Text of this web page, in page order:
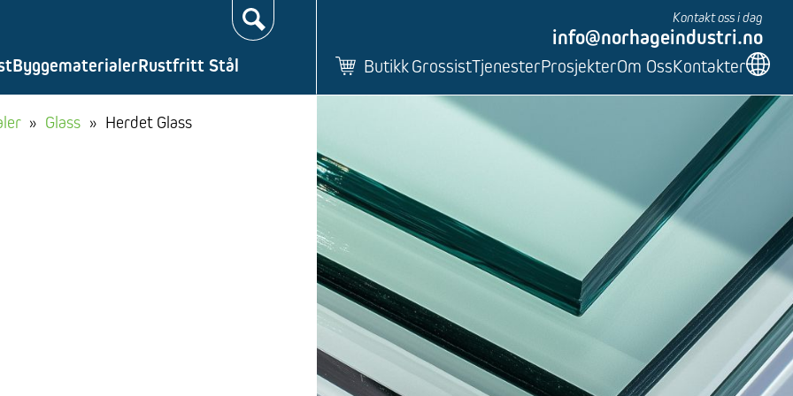
Søk…
ByggematerialerRustfritt Stål ButikkGrossistTjenesterProsjekterOm OssKontakter
Kontakt oss i dag
info@norhageindustri.no
» Glass » Herdet Glass